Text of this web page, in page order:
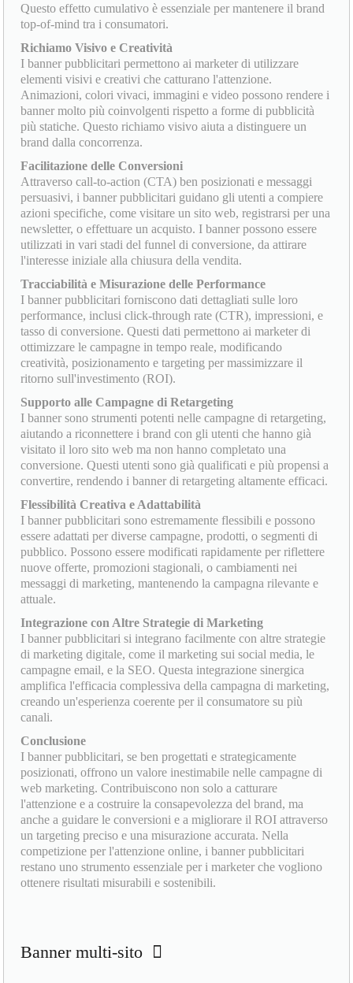
Questo effetto cumulativo è essenziale per mantenere il brand
top-of-mind tra i consumatori.
Richiamo Visivo e Creatività
I banner pubblicitari permettono ai marketer di utilizzare
elementi visivi e creativi che catturano l'attenzione.
Animazioni, colori vivaci, immagini e video possono rendere i
banner molto più coinvolgenti rispetto a forme di pubblicità
più statiche. Questo richiamo visivo aiuta a distinguere un
brand dalla concorrenza.
Facilitazione delle Conversioni
Attraverso call-to-action (CTA) ben posizionati e messaggi
persuasivi, i banner pubblicitari guidano gli utenti a compiere
azioni specifiche, come visitare un sito web, registrarsi per una
newsletter, o effettuare un acquisto. I banner possono essere
utilizzati in vari stadi del funnel di conversione, da attirare
l'interesse iniziale alla chiusura della vendita.
Tracciabilità e Misurazione delle Performance
I banner pubblicitari forniscono dati dettagliati sulle loro
performance, inclusi click-through rate (CTR), impressioni, e
tasso di conversione. Questi dati permettono ai marketer di
ottimizzare le campagne in tempo reale, modificando
creatività, posizionamento e targeting per massimizzare il
ritorno sull'investimento (ROI).
Supporto alle Campagne di Retargeting
I banner sono strumenti potenti nelle campagne di retargeting,
aiutando a riconnettere i brand con gli utenti che hanno già
visitato il loro sito web ma non hanno completato una
conversione. Questi utenti sono già qualificati e più propensi a
convertire, rendendo i banner di retargeting altamente efficaci.
Flessibilità Creativa e Adattabilità
I banner pubblicitari sono estremamente flessibili e possono
essere adattati per diverse campagne, prodotti, o segmenti di
pubblico. Possono essere modificati rapidamente per riflettere
nuove offerte, promozioni stagionali, o cambiamenti nei
messaggi di marketing, mantenendo la campagna rilevante e
attuale.
Integrazione con Altre Strategie di Marketing
I banner pubblicitari si integrano facilmente con altre strategie
di marketing digitale, come il marketing sui social media, le
campagne email, e la SEO. Questa integrazione sinergica
amplifica l'efficacia complessiva della campagna di marketing,
creando un'esperienza coerente per il consumatore su più
canali.
Conclusione
I banner pubblicitari, se ben progettati e strategicamente
posizionati, offrono un valore inestimabile nelle campagne di
web marketing. Contribuiscono non solo a catturare
l'attenzione e a costruire la consapevolezza del brand, ma
anche a guidare le conversioni e a migliorare il ROI attraverso
un targeting preciso e una misurazione accurata. Nella
competizione per l'attenzione online, i banner pubblicitari
restano uno strumento essenziale per i marketer che vogliono
ottenere risultati misurabili e sostenibili.
Banner multi-sito